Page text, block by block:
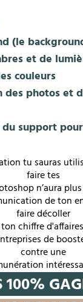
(le
et de
couleurs
des photos et
support
tu sauras
faire tes
n’aura
de ton
faire décoller
ton chiffre
de
contre une
100%